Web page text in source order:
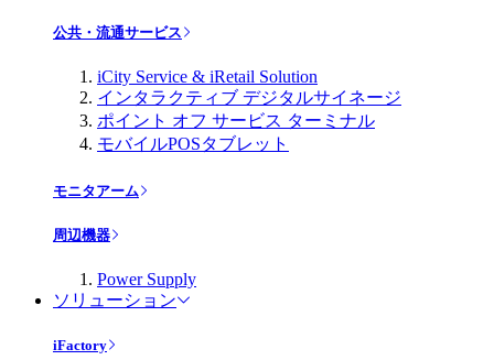
公共・流通サービス
iCity Service & iRetail Solution
インタラクティブ デジタルサイネージ
ポイント オフ サービス ターミナル
モバイルPOSタブレット
モニタアーム
周辺機器
Power Supply
ソリューション
iFactory